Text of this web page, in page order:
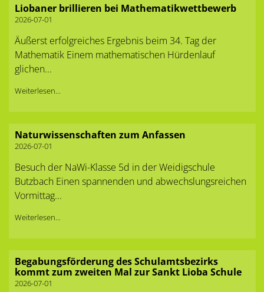
Liobaner brillieren bei Mathematikwettbewerb
2026-07-01
Äußerst erfolgreiches Ergebnis beim 34. Tag der
Mathematik Einem mathematischen Hürdenlauf
glichen...
Weiterlesen...
Naturwissenschaften zum Anfassen
2026-07-01
Besuch der NaWi-Klasse 5d in der Weidigschule
Butzbach Einen spannenden und abwechslungsreichen
Vormittag...
Weiterlesen...
Begabungsförderung des Schulamtsbezirks
kommt zum zweiten Mal zur Sankt Lioba Schule
2026-07-01